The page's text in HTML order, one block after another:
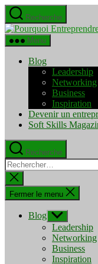
Aller
au
contenu
Recherche
Menu
Blog
Leadership
Networking
Business
Inspiration
Devenir un
Soft Skills
Recherche
Rechercher :
Fermer
la
recherche
Fermer le menu
Blog Afficher
le
sous-
menu
Leadership
Networking
Business
Inspiration